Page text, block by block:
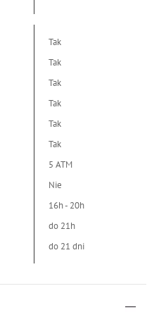
Tak
Tak
Tak
Tak
Tak
Tak
5 ATM
Nie
16h - 20h
do 21h
do 21 dni